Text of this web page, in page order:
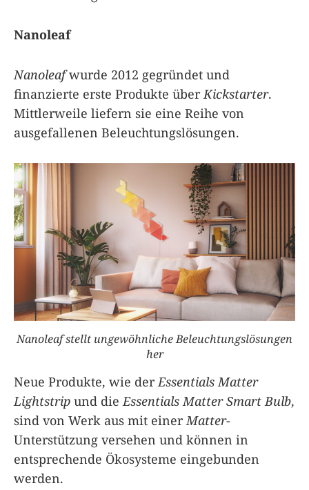
Nanoleaf
Nanoleafwurde 2012 gegründet und
finanzierte erste Produkte über Kickstarter.
Mittlerweile liefern sie eine Reihe von
ausgefallenen Beleuchtungslösungen.
Nanoleaf stellt ungewöhnliche Beleuchtungslösungen
her
Neue Produkte, wie derEssentials Matter
Lightstrip und dieEssentials Matter Smart Bulb,
sind von Werk aus mit einerMatter-
Unterstützung versehen und können in
entsprechende Ökosysteme eingebunden
werden.